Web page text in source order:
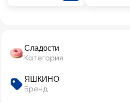
Сладости
Категория
ЯШКИНО
Бренд